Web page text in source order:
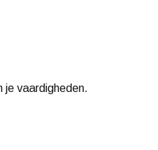
je vaardigheden.